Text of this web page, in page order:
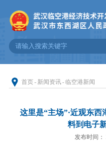
首页- 新闻资讯-临空港新闻
这里是“主场”·近观东
料到电子
发布时间：